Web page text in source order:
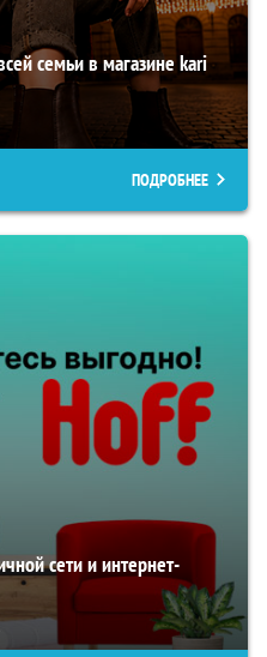
семьи в магазине kari
ПОДРОБНЕЕ
сети и интернет-